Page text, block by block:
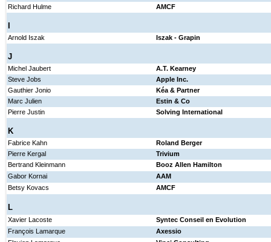
Richard Hulme
AMCF
Arnold Iszak Iszak - Grapin
J
Michel Jaubert
A.T. Kearney
Steve Jobs
Apple Inc.
Gauthier Jonio
Kéa & Partner
Marc Julien
Estin & Co
Pierre Justin
Solving International
K
Fabrice Kahn
Roland Berger
Pierre Kergal
Trivium
Bertrand Kleinmann
Booz Allen Hamilton
Gabor Kornai
AAM
Betsy Kovacs
AMCF
L
Xavier Lacoste
Syntec Conseil en Evolution
François Lamarque
Axessio